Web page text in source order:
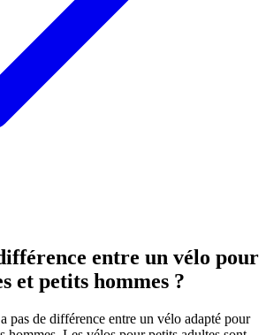
entre un vélo pour
et petits hommes ?
pas de différence entre un vélo adapté pour